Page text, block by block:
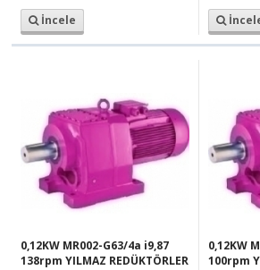
İncele
0,12KW MR002-G63/4a i9,87
138rpm YILMAZ REDÜKTÖRLER
0,12KW
100rpm